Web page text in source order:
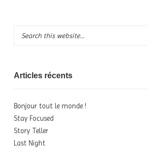
Articles récents
Bonjour tout le monde !
Stay Focused
Story Teller
Last Night